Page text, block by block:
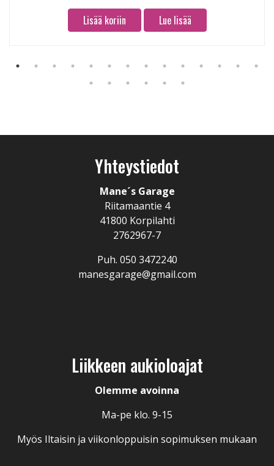
Lisää koriin Lue lisää
Yhteystiedot
Mane´s Garage
Riitamaantie 4
41800 Korpilahti
2762967-7
Puh. 050 3472240
manesgarage@gmail.com
Liikkeen aukioloajat
Olemme avoinna
Ma-pe klo. 9-15
Myös Iltaisin ja viikonloppuisin sopimuksen mukaan